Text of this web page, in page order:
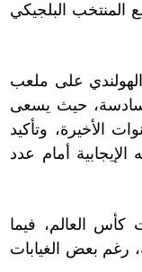
المنتخب البلجيكي
الهولندي على ملعب
حيث يسعى
الأخيرة، وتأكيد
أمام عدد
كأس العالم، فيما
رغم بعض الغيابات